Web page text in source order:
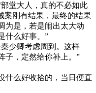
堂大人，真的不必如此
案刚有结果，最终的结果
为是，若是闹出太大动
什么好事。”
少卿考虑周到。这样
子，定然给你补上。”
什么好收拾的，当日便直